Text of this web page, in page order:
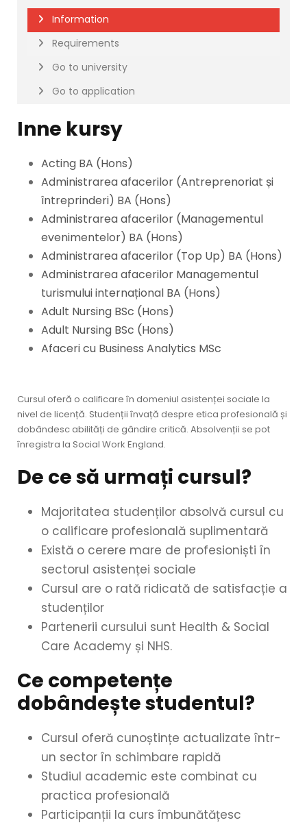
Information
Requirements
Go to university
Go to application
Inne kursy
Acting BA (Hons)
Administrarea afacerilor (Antreprenoriat și
întreprinderi) BA (Hons)
Administrarea afacerilor (Managementul
evenimentelor) BA (Hons)
Administrarea afacerilor (Top Up) BA (Hons)
Administrarea afacerilor Managementul
turismului internațional BA (Hons)
Adult Nursing BSc (Hons)
Adult Nursing BSc (Hons)
Afaceri cu Business Analytics MSc
Cursul oferă o calificare în domeniul asistenței sociale la
nivel de licență. Studenții învață despre etica profesională și
dobândesc abilități de gândire critică. Absolvenții se pot
înregistra la Social Work England.
De ce să urmați cursul?
Majoritatea studenților absolvă cursul cu
o calificare profesională suplimentară
Există o cerere mare de profesioniști în
sectorul asistenței sociale
Cursul are o rată ridicată de satisfacție a
studenților
Partenerii cursului sunt Health & Social
Care Academy și NHS.
Ce competențe
dobândește studentul?
Cursul oferă cunoștințe actualizate într-
un sector în schimbare rapidă
Studiul academic este combinat cu
practica profesională
Participanții la curs îmbunătățesc